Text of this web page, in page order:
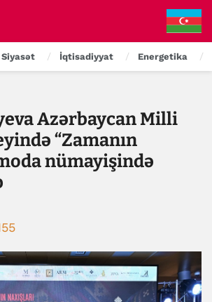
Siyasət İqtisadiyyat Energetika
Azərbaycan Milli
“Zamanın
nümayişində